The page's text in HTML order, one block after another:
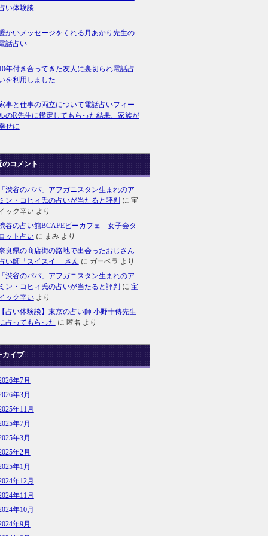
い体験談
かいメッセージをくれる月あかり先生の
話占い
年付き合ってきた友人に裏切られ電話占
を利用しました
事と仕事の両立について電話占いフィー
のR先生に鑑定してもらった結果、家族が
せに
のコメント
渋谷のパパ」アフガニスタン生まれのア
ン・コヒィ氏の占いが当たると評判 に 宝
ック辛いより
谷の占い館BCAFEビーカフェ 女子会タ
ット占いに まみより
良県の商店街の路地で出会ったおじさん
い師「スイスイ 」さん に ガーベラ より
渋谷のパパ」アフガニスタン生まれのア
ン・コヒィ氏の占いが当たると評判 に 宝
ック辛いより
占い体験談】東京の占い師 小野十傳先生
占ってもらった に 匿名 より
カイブ
年7月
年3月
年11月
年7月
年3月
年2月
年1月
年12月
年11月
年10月
年9月